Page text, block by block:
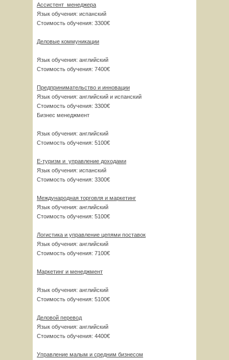
Ассистент менеджера
Язык обучения: испанский
Стоимость обучения: 3300€
Деловые коммуникации
Язык обучения: английский
Стоимость обучения: 7400€
Предпринимательство и инновации
Язык обучения: английский и испанский
Стоимость обучения: 3300€
Бизнес менеджмент
Язык обучения: английский
Стоимость обучения: 5100€
Е-туризм и управление доходами
Язык обучения: испанский
Стоимость обучения: 3300€
Международная торговля и маркетинг
Язык обучения: английский
Стоимость обучения: 5100€
Логистика и управление цепями поставок
Язык обучения: английский
Стоимость обучения: 7100€
Маркетинг и менеджмент
Язык обучения: английский
Стоимость обучения: 5100€
Деловой перевод
Язык обучения: английский
Стоимость обучения: 4400€
Управление малым и средним бизнесом